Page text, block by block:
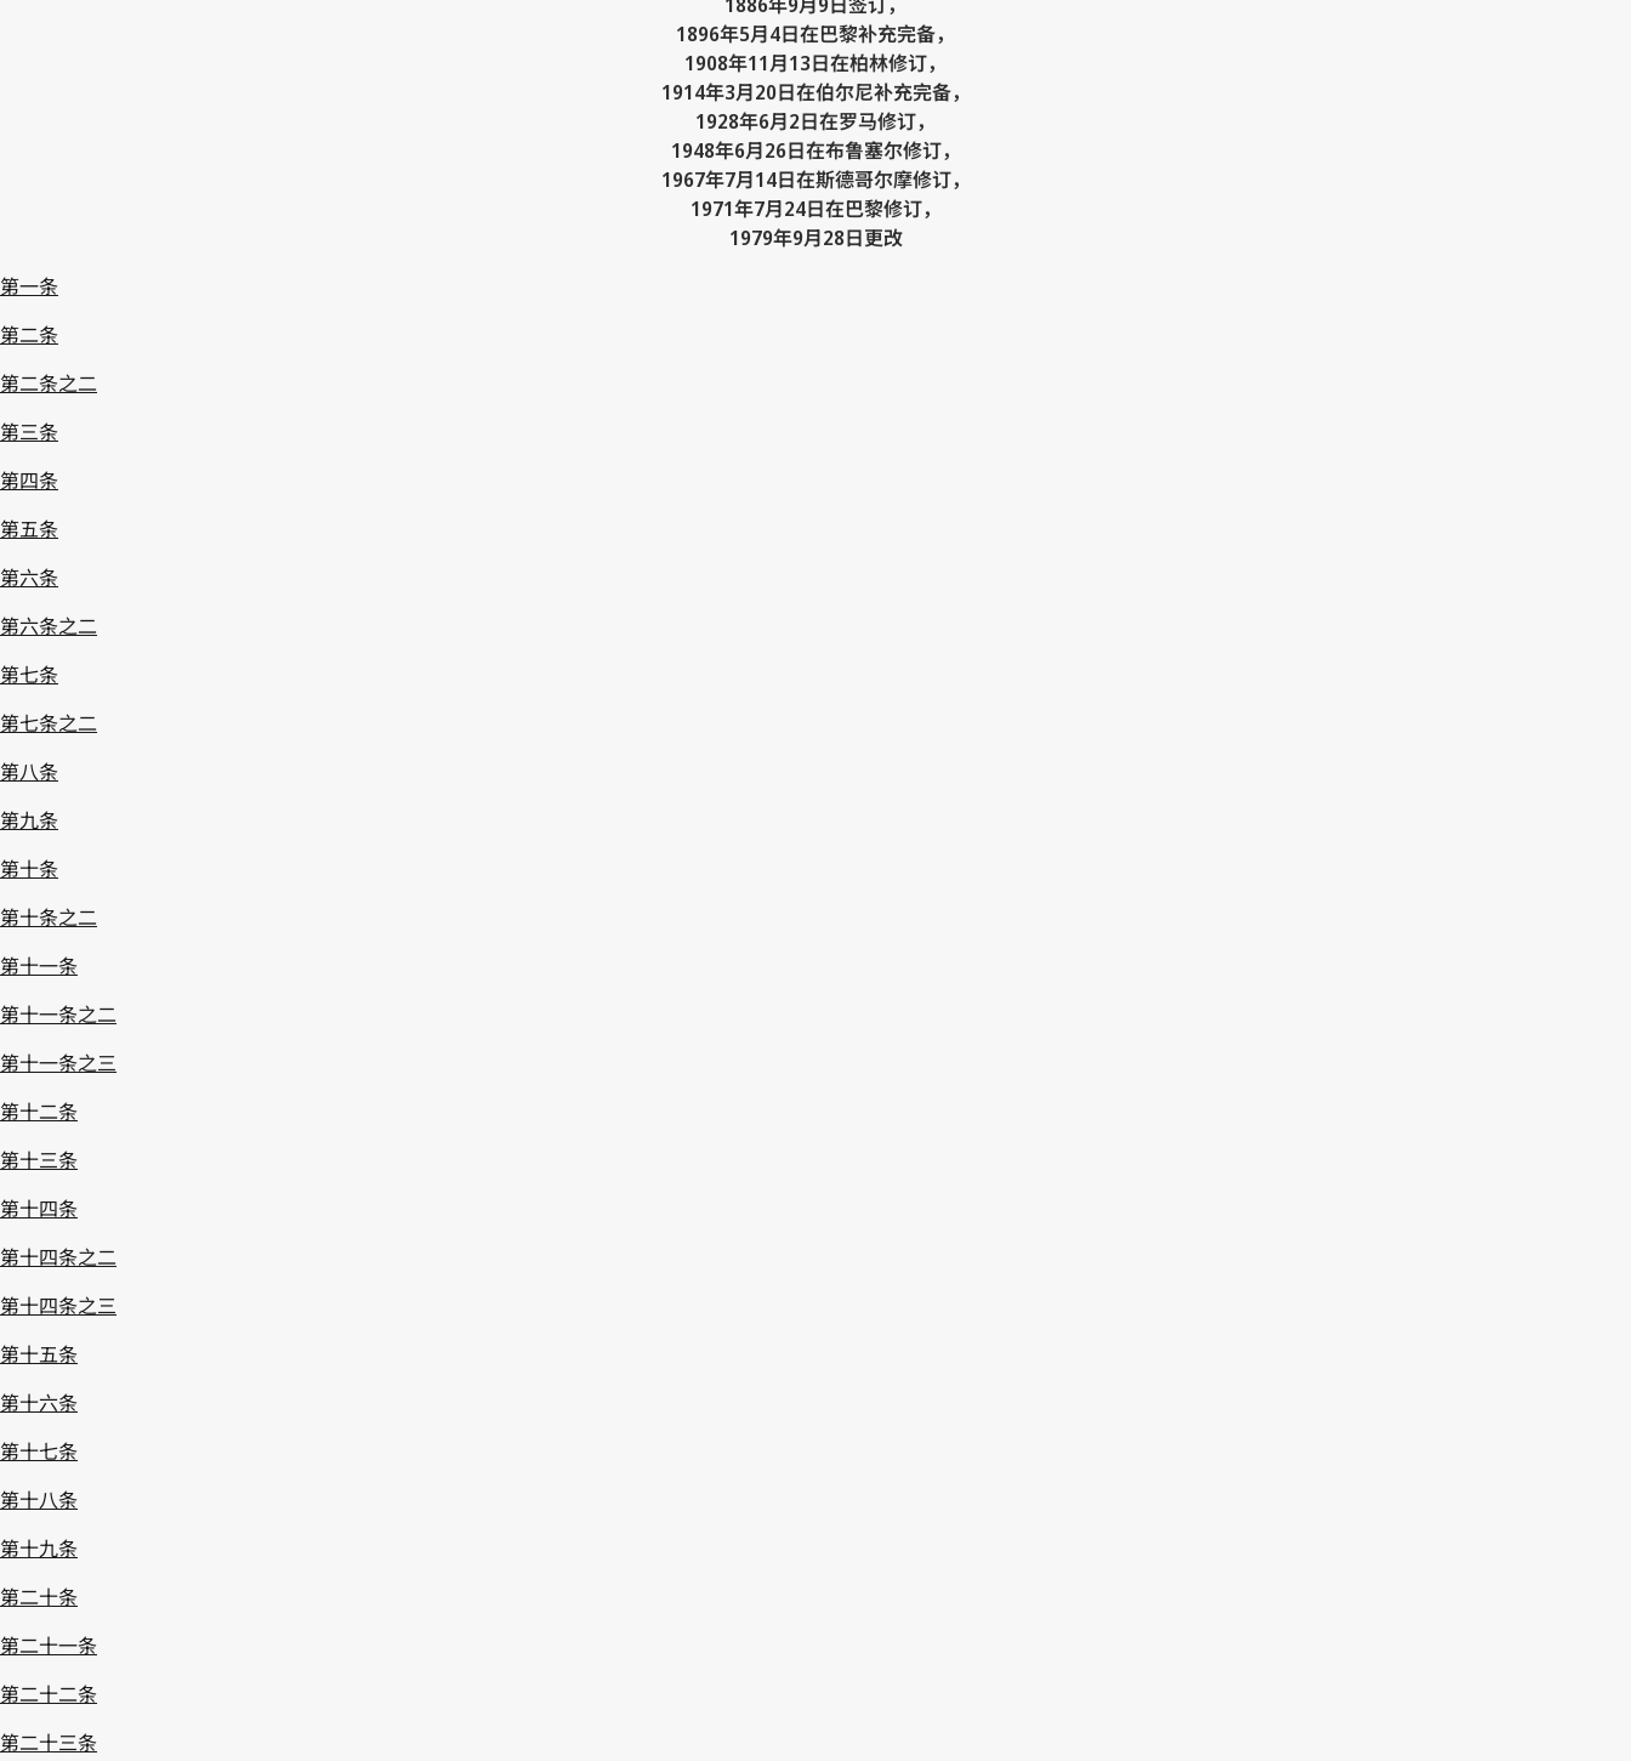
1896年5月4日在巴黎补充完备，
1908年11月13日在柏林修订，
1914年3月20日在伯尔尼补充完备，
1928年6月2日在罗马修订，
1948年6月26日在布鲁塞尔修订，
1967年7月14日在斯德哥尔摩修订，
1971年7月24日在巴黎修订，
1979年9月28日更改
第一条
第二条
第二条之二
第三条
第四条
第五条
第六条
第六条之二
第七条
第七条之二
第八条
第九条
第十条
第十条之二
第十一条
第十一条之二
第十一条之三
第十二条
第十三条
第十四条
第十四条之二
第十四条之三
第十五条
第十六条
第十七条
第十八条
第十九条
第二十条
第二十一条
第二十二条
第二十三条